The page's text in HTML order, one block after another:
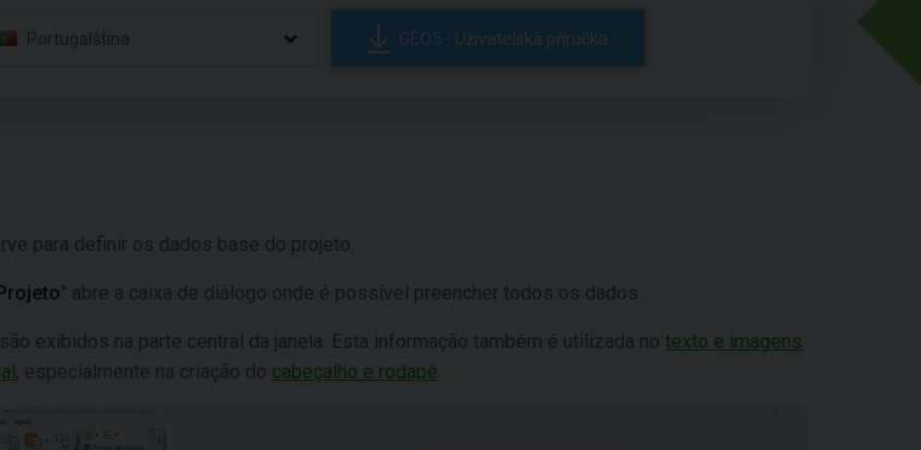
Portugalština GEO5 - Uživatelská příručka
para definir os dados base do projeto.
" abre a caixa de diálogo onde é possível preencher todos os dados.
exibidos na parte central da janela. Esta informação também é utilizada no texto e imagens
, especialmente na criação do cabeçalho e rodapé